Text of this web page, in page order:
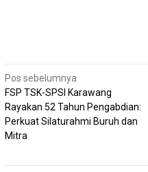
Navigasi
pos
Pos sebelumnya
FSP TSK-SPSI Karawang
Rayakan 52 Tahun Pengabdian:
Perkuat Silaturahmi Buruh dan
Mitra